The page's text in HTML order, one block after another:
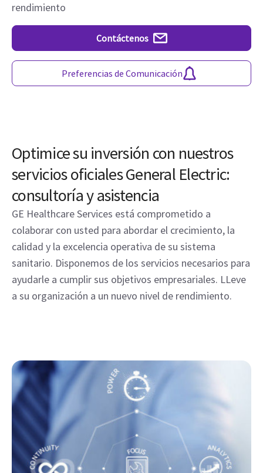
rendimiento
Contáctenos
Preferencias de Comunicación
Optimice su inversión con nuestros
servicios oficiales General Electric:
consultoría y asistencia
GE Healthcare Services está comprometido a
colaborar con usted para abordar el crecimiento, la
calidad y la excelencia operativa de su sistema
sanitario. Disponemos de los servicios necesarios para
ayudarle a cumplir sus objetivos empresariales. LLeve
a su organización a un nuevo nivel de rendimiento.